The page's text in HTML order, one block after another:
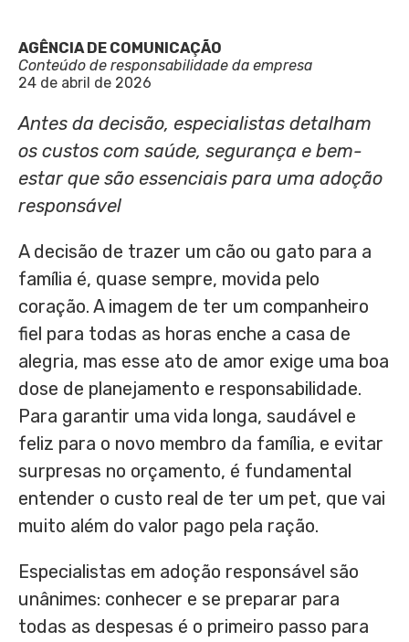
AGÊNCIA DE COMUNICAÇÃO
Conteúdo de responsabilidade da empresa
24 de abril de 2026
Antes da decisão, especialistas detalham
os custos com saúde, segurança e bem-
estar que são essenciais para uma adoção
responsável
A decisão de trazer um cão ou gato para a
família é, quase sempre, movida pelo
coração. A imagem de ter um companheiro
fiel para todas as horas enche a casa de
alegria, mas esse ato de amor exige uma boa
dose de planejamento e responsabilidade.
Para garantir uma vida longa, saudável e
feliz para o novo membro da família, e evitar
surpresas no orçamento, é fundamental
entender o custo real de ter um pet, que vai
muito além do valor pago pela ração.
Especialistas em adoção responsável são
unânimes: conhecer e se preparar para
todas as despesas é o primeiro passo para